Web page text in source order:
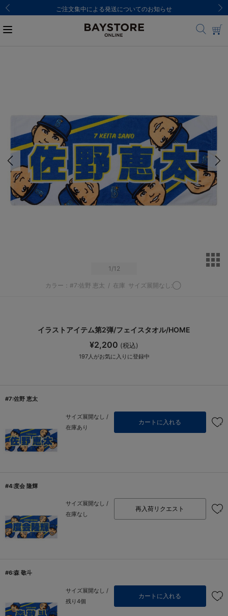
ご注文集中による発送についてのお知らせ
1 /12
カラー：#7:佐野 恵太 / 在庫 サイズ展開なし:◯
イラストアイテム第2弾/フェイスタオル/HOME
¥2,200 (税込)
197人がお気に入りに登録中
#7:佐野 恵太
サイズ展開なし /
在庫あり
カートに入れる
#4:度会 隆輝
サイズ展開なし /
在庫なし
再入荷リクエスト
#6:森 敬斗
サイズ展開なし /
残り4個
カートに入れる